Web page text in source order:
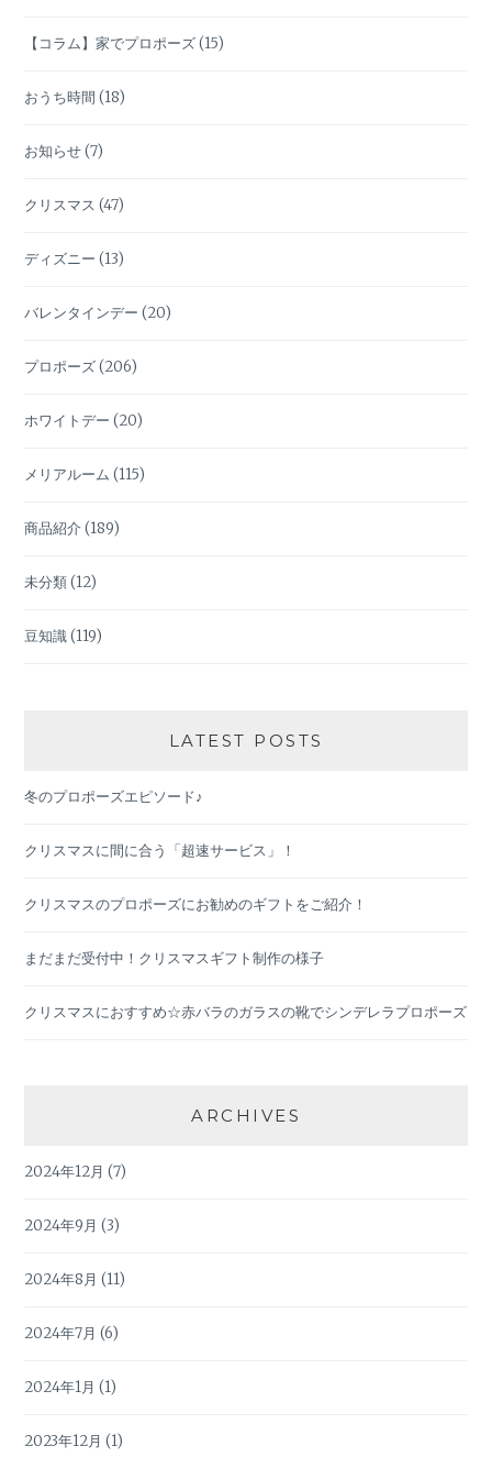
【コラム】家でプロポーズ(15)
おうち時間 (18)
お知らせ(7)
クリスマス (47)
ディズニー (13)
バレンタインデー (20)
プロポーズ(206)
ホワイトデー (20)
メリアルーム (115)
商品紹介 (189)
未分類(12)
豆知識(119)
LATEST POSTS
冬のプロポーズエピソード♪
クリスマスに間に合う「超速サービス」！
クリスマスのプロポーズにお勧めのギフトをご紹介！
まだまだ受付中！クリスマスギフト制作の様子
クリスマスにおすすめ☆赤バラのガラスの靴でシンデレラプロポーズ
ARCHIVES
2024年12月 (7)
2024年9月 (3)
2024年8月 (11)
2024年7月 (6)
2024年1月 (1)
2023年12月 (1)